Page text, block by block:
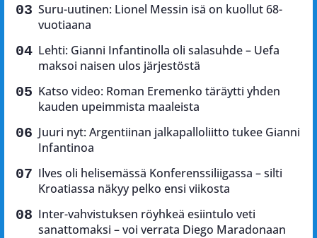
Suru-uutinen: Lionel Messin isä on kuollut 68-
vuotiaana
Lehti: Gianni Infantinolla oli salasuhde – Uefa
maksoi naisen ulos järjestöstä
Katso video: Roman Eremenko täräytti yhden
kauden upeimmista maaleista
Juuri nyt: Argentiinan jalkapalloliitto tukee Gianni
Infantinoa
Ilves oli helisemässä Konferenssiliigassa – silti
Kroatiassa näkyy pelko ensi viikosta
Inter-vahvistuksen röyhkeä esiintulo veti
sanattomaksi – voi verrata Diego Maradonaan